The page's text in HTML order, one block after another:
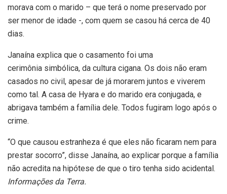
morava com o marido – que terá o nome preservado por
ser menor de idade -, com quem se casou há cerca de 40
dias.
Janaína explica que o casamento foi uma
cerimônia simbólica, da cultura cigana. Os dois não eram
casados no civil, apesar de já morarem juntos e viverem
como tal. A casa de Hyara e do marido era conjugada, e
abrigava também a família dele. Todos fugiram logo após o
crime.
“O que causou estranheza é que eles não ficaram nem para
prestar socorro”, disse Janaína, ao explicar porque a família
não acredita na hipótese de que o tiro tenha sido acidental.
Informações da Terra.